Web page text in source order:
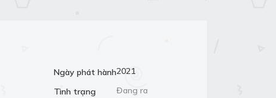
Ngày phát hành2021
Tình trạng
Đang ra